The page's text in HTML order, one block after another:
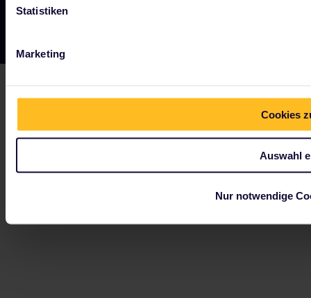
Statistiken
Marketing
Cookies
Auswahl
Nur notwendige